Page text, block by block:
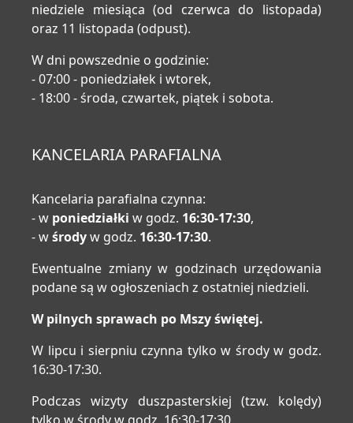
niedziele miesiąca (od czerwca do listopada)
oraz 11 listopada (odpust).
W dni powszednie o godzinie:
- 07:00 - poniedziałek i wtorek,
- 18:00 - środa, czwartek, piątek i sobota.
KANCELARIA PARAFIALNA
Kancelaria parafialna czynna:
- w poniedziałki w godz. 16:30-17:30,
- wśrodyw godz. 16:30-17:30.
Ewentualne zmiany w godzinach urzędowania
podane są w ogłoszeniach z ostatniej niedzieli.
W pilnych sprawach po Mszy świętej.
W lipcu i sierpniu czynna tylko w środy w godz.
16:30-17:30.
Podczas wizyty duszpasterskiej (tzw. kolędy)